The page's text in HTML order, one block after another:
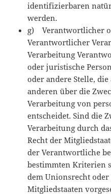
identifizierbaren
werden.
g) Verantwortlicher
Verantwortlicher
Verarbeitung
oder juristische
oder andere Stelle,
anderen über die
Verarbeitung von
entscheidet. Sind die
Verarbeitung durch
Recht der
der Verantwortliche
bestimmten Kriterien
dem Unionsrecht oder
Mitgliedstaaten